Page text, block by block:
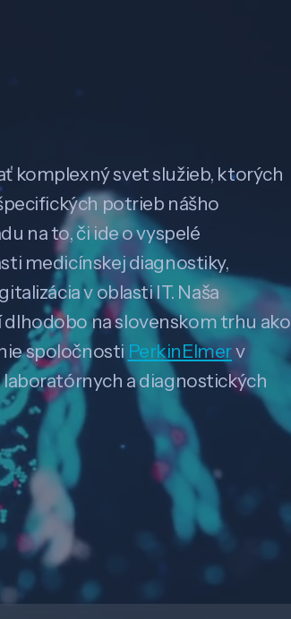
komplexný svet služieb, ktorých
potrieb nášho
na to, či ide o vyspelé
medicínskej diagnostiky,
v oblasti IT. Naša
na slovenskom trhu ako
spoločnosti PerkinElmerv
a diagnostických